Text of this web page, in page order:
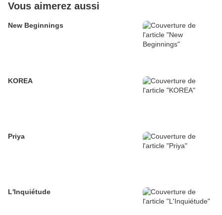
Vous aimerez aussi
New Beginnings
KOREA
Priya
L'Inquiétude